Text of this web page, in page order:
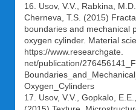
16. Usov, V.V., Rabkina,
Cherneva, T.S. (2015)
boundaries and mechanical
oxygen cylinder. Material
https://www.researchgate.
net/publication/
Oxygen_Cylinders
17. Usov, V.V., Gopkalo,